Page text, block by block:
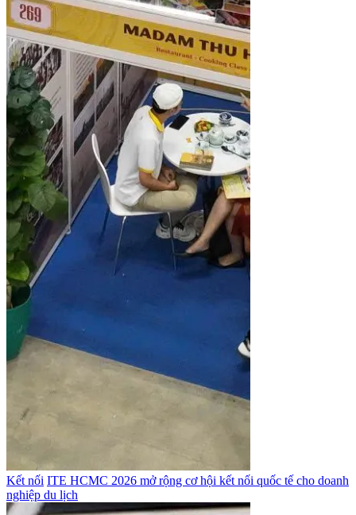
Kết nối ITE HCMC 2026 mở rộng cơ hội kết nối quốc tế cho doanh
nghiệp du lịch